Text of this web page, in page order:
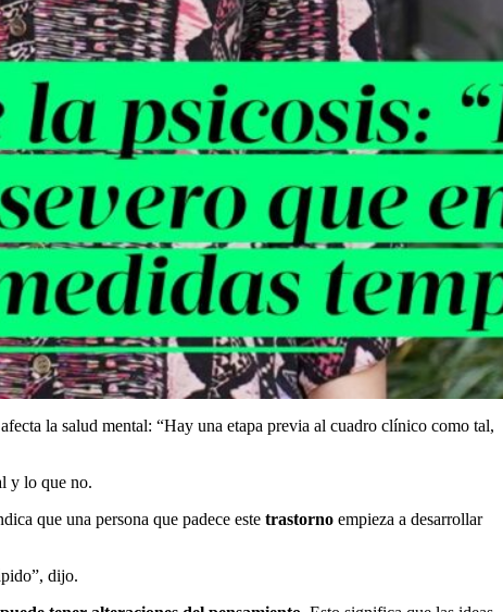
la salud mental: “Hay una etapa previa al cuadro clínico como tal,
y lo que no.
que una persona que padece este trastorno empieza a desarrollar
dijo.